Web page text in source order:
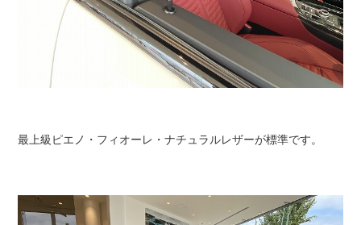
最上級ピエノ・フィオーレ・ナチュラルレザーが標準です。